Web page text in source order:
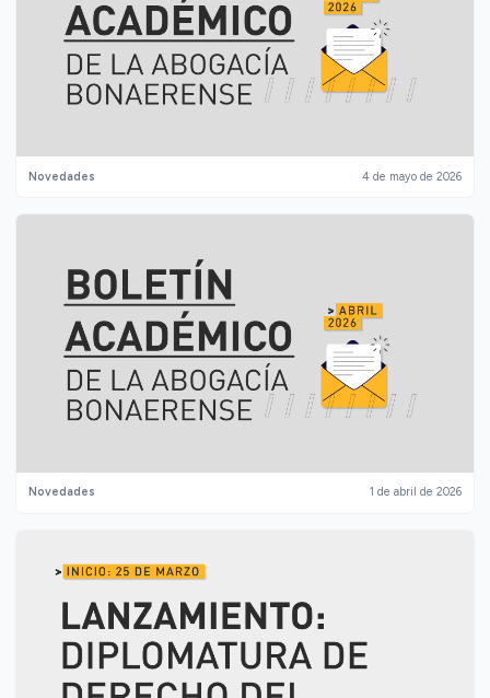
Novedades 4 de mayo de 2026
Novedades 1 de abril de 2026